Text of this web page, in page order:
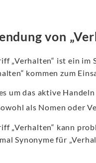
von
„Verhalten“ ist ein im
kommen zum
um das aktive
als Nomen oder
„Verhalten“ kann
Synonyme für